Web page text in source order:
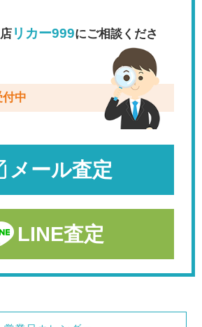
リカー999にご相談くださ
付中
メール査定
LINE査定